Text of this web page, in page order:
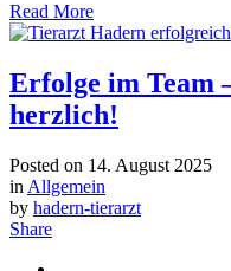
Read More
Erfolge im Team
herzlich!
Posted on 14. August 2025
in Allgemein
by hadern-tierarzt
Share